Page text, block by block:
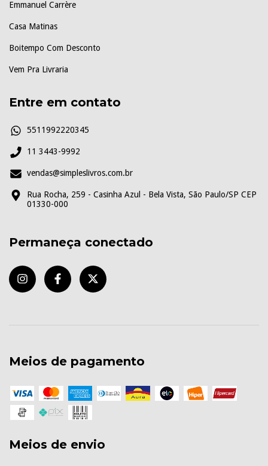
Emmanuel Carrère
Casa Matinas
Boitempo Com Desconto
Vem Pra Livraria
Entre em contato
5511992220345
11 3443-9992
vendas@simpleslivros.com.br
Rua Rocha, 259 - Casinha Azul - Bela Vista, São Paulo/SP CEP
01330-000
Permaneça conectado
Meios de pagamento
Meios de envio